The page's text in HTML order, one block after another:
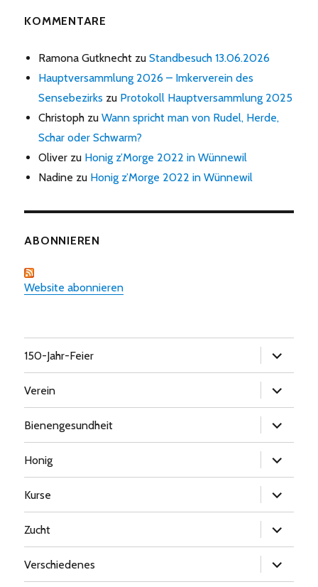
KOMMENTARE
Ramona Gutknecht zuStandbesuch 13.06.2026
Hauptversammlung 2026 – Imkerverein des
Sensebezirks zu Protokoll Hauptversammlung 2025
Christoph zuWann spricht man von Rudel, Herde,
Schar oder Schwarm?
Oliver zu Honig z’Morge 2022 in Wünnewil
Nadine zu Honig z’Morge 2022 in Wünnewil
ABONNIEREN
Website abonnieren
150-Jahr-Feier
öffnen
Verein
öffnen
Bienengesundheit
öffnen
Honig
öffnen
Kurse
öffnen
Zucht
öffnen
Verschiedenes
öffnen